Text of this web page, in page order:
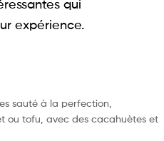
qui
expérience.
sauté à la perfection,
ou tofu, avec des cacahuètes et